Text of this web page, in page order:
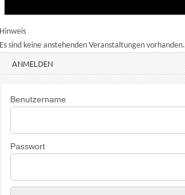
Hinweis
Es sind keine anstehenden Veranstaltungen vorhanden.
ANMELDEN
Benutzername
Passwort